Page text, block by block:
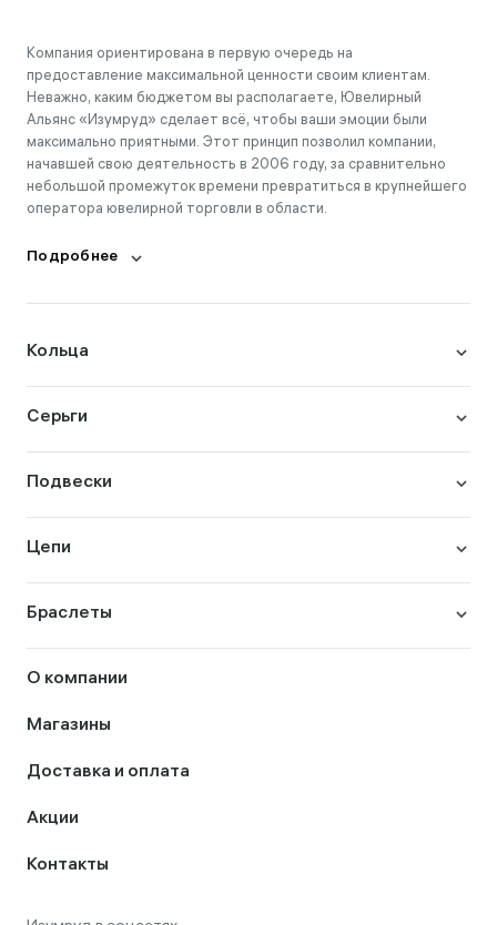
Компания ориентирована в первую очередь на
предоставление максимальной ценности своим клиентам.
Неважно, каким бюджетом вы располагаете, Ювелирный
Альянс «Изумруд» сделает всё, чтобы ваши эмоции были
максимально приятными. Этот принцип позволил компании,
начавшей свою деятельность в 2006 году, за сравнительно
небольшой промежуток времени превратиться в крупнейшего
оператора ювелирной торговли в области.
Подробнее
Кольца
Серьги
Подвески
Цепи
Браслеты
О компании
Магазины
Доставка и оплата
Акции
Контакты